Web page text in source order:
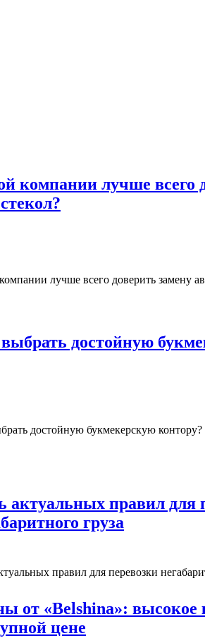
компании лучше всего
лучше всего доверить замену
достойную
достойную букмекерскую контору?
актуальных правил для
груза
правил для перевозки
от «Belshina»: высокое
цене